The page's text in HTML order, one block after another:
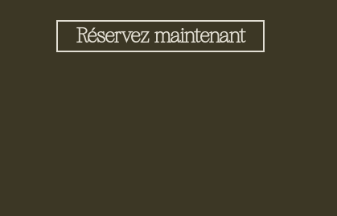
Réservez maintenant